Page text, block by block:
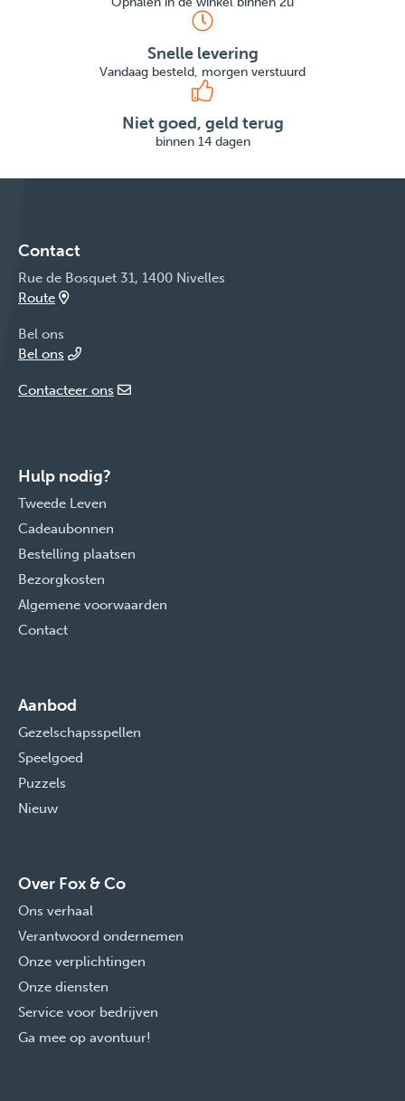
Snelle levering
Vandaag besteld, morgen verstuurd
Niet goed, geld terug
binnen 14 dagen
Contact
Rue de Bosquet 31, 1400 Nivelles
Route
Bel ons
Bel ons
Contacteer ons
Hulp nodig?
Tweede Leven
Cadeaubonnen
Bestelling plaatsen
Bezorgkosten
Algemene voorwaarden
Contact
Aanbod
Gezelschapsspellen
Speelgoed
Puzzels
Nieuw
Over Fox & Co
Ons verhaal
Verantwoord ondernemen
Onze verplichtingen
Onze diensten
Service voor bedrijven
Ga mee op avontuur!